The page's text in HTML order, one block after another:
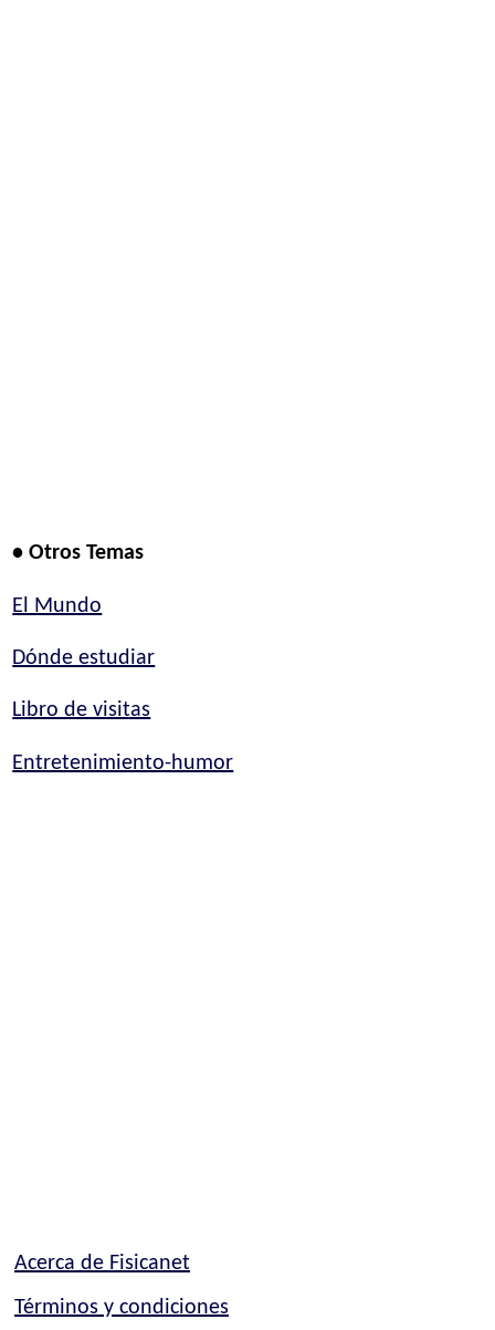
• Otros Temas
El Mundo
Dónde estudiar
Libro de visitas
Entretenimiento-humor
Acerca de Fisicanet
Términos y condiciones